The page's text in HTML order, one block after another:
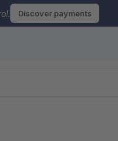
Discover payments